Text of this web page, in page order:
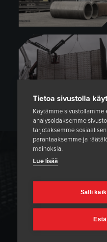
Tietoa sivustolla
Käytämme
analysoidaksemme
tarjotaksemme
parantaaksemme ja
mainoksia.
Lue lisää
Salli
MUURAUSTEN
Heatmasters tarjoaa
jotka auttavat sinua
tulenkestävän
kaasupolttimia tai
lämmityksen aikana.